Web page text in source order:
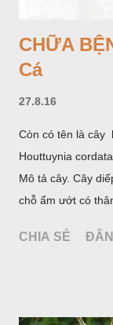
CHỮA
Cá
27.8.16
Còn có tên là cây
Houttuynia
Mô tả cây. Cây
chỗ ẩm ướt có
cách, hình tim,
CHIA SẺ